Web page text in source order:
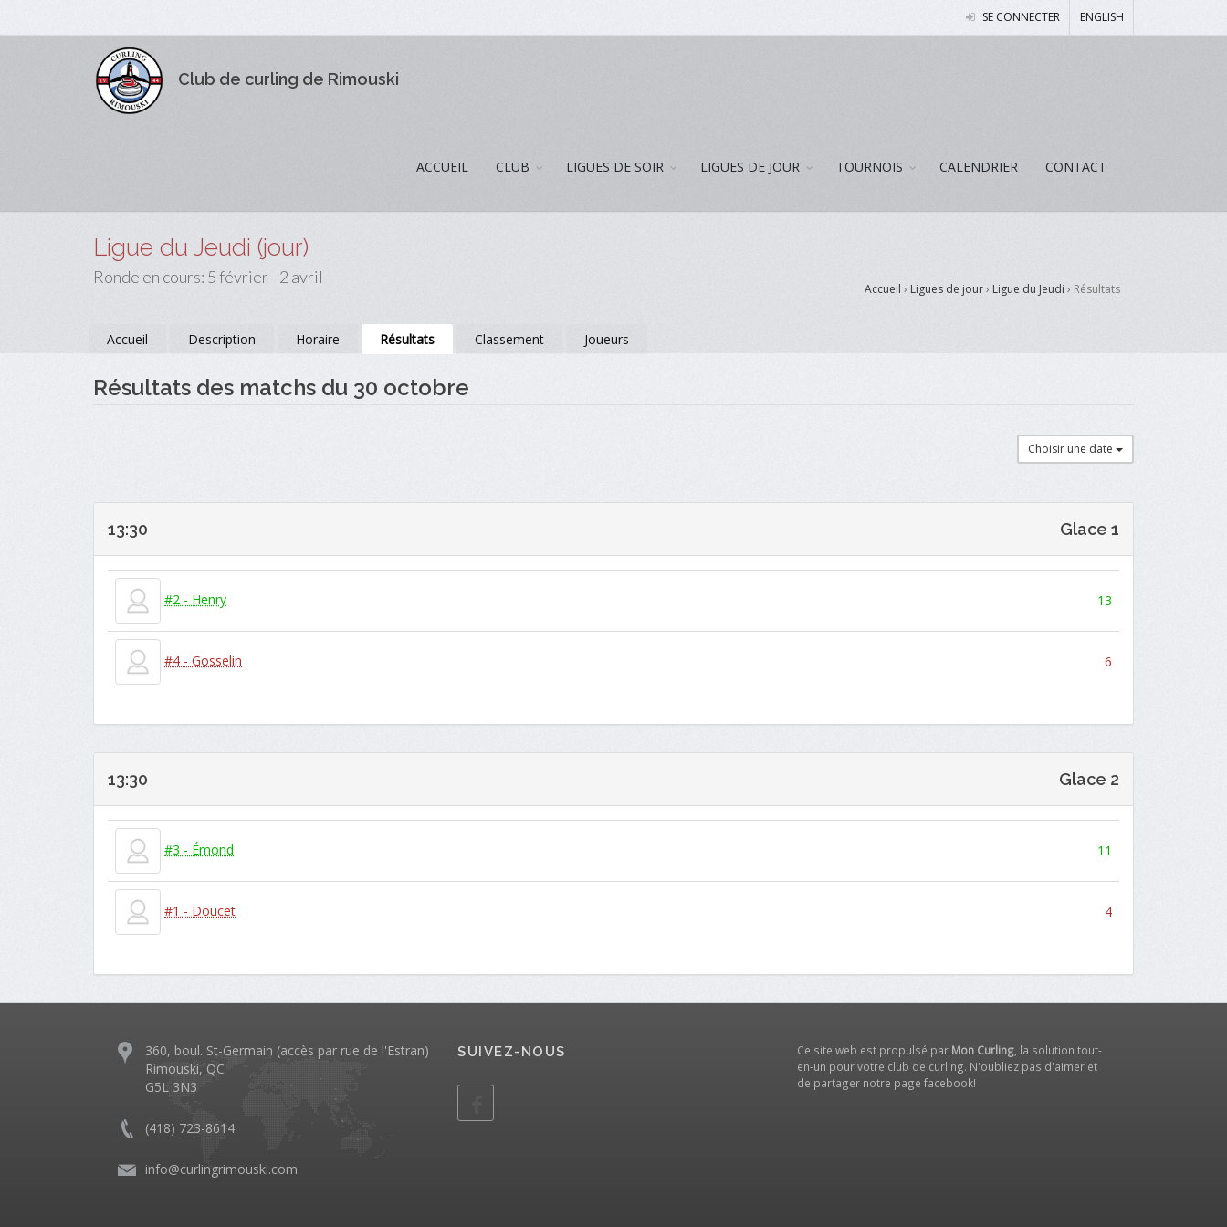
SE CONNECTER ENGLISH
Club de curling de Rimouski
ACCUEIL CLUB LIGUES DE SOIR LIGUES DE JOUR TOURNOIS CALENDRIER CONTACT
Ligue du Jeudi (jour)
Ronde en cours: 5 février - 2 avril
Accueil › Ligues de jour› Ligue du Jeudi › Résultats
Accueil Description Horaire Résultats Classement Joueurs
Résultats des matchs du 30 octobre
Choisir une date
13:30 Glace 1
#2 - Henry 13
#4 - Gosselin 6
13:30 Glace 2
#3 - Émond 11
#1 - Doucet 4
360, boul. St-Germain (accès par rue de l'Estran)
Rimouski, QC
G5L 3N3
(418) 723-8614
info@curlingrimouski.com
SUIVEZ-NOUS Ce site web est propulsé par Mon Curling , la solution tout-
en-un pour votre club de curling. N'oubliez pas d'aimer et
de partager notre page facebook!